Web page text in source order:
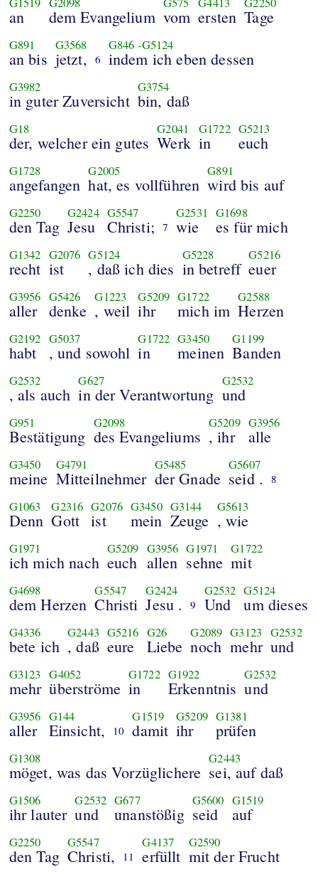
an dem Evangelium vom ersten Tage
G891
an bis
G3568
jetzt, 6
G846 -G5124
indem ich eben dessen
G3982
in guter Zuversicht
G3754
bin, daß
G18
der, welcher ein gutes
G2041
Werk
G1722
in
G5213
euch
G1728
angefangen
G2005
hat, es vollführen
G891
wird bis auf
G2250
den Tag
G2424
Jesu
G5547
Christi; 7
G2531
wie
G1698
es für mich
G1342
recht
G2076
ist
G5124
, daß ich dies
G5228
in betreff
G5216
euer
G3956
aller
G5426
denke
G1223
, weil
G5209
ihr
G1722
mich im
G2588
Herzen
G2192
habt
G5037
, und sowohl
G1722
in
G3450
meinen
G1199
Banden
G2532
, als auch
G627
in der Verantwortung
G2532
und
G951
Bestätigung
G2098
des Evangeliums
G5209
, ihr
G3956
alle
G3450
meine
G4791
Mitteilnehmer
G5485
der Gnade
G5607
seid . 8
G1063
Denn
G2316
Gott
G2076
ist
G3450
mein
G3144
Zeuge
G5613
, wie
G1971
ich mich nach
G5209
euch
G3956
allen
G1971
sehne
G1722
mit
G4698
dem Herzen
G5547
Christi
G2424
Jesu . 9
G2532
Und
G5124
um dieses
G4336
bete ich
G2443
, daß
G5216
eure
G26
Liebe
G2089
noch
G3123
mehr
G2532
und
G3123
mehr
G4052
überströme
G1722
in
G1922
Erkenntnis
G2532
und
G3956
aller
G144
Einsicht, 10
G1519
damit
G5209
ihr
G1381
prüfen
G1308
möget, was das Vorzüglichere
G2443
sei, auf daß
G1506
ihr lauter
G2532
und
G677
unanstößig
G5600
seid
G1519
auf
G2250
den Tag
G5547
Christi, 11
G4137
erfüllt
G2590
mit der Frucht